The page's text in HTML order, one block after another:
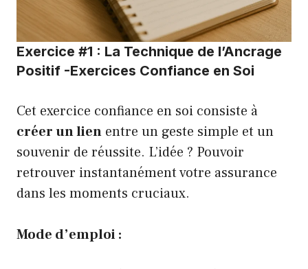
Exercice #1 : La Technique de l’Ancrage
Positif -Exercices Confiance en Soi
Cet exercice confiance en soi consiste à
créer un lien entre un geste simple et un
souvenir de réussite. L’idée ? Pouvoir
retrouver instantanément votre assurance
dans les moments cruciaux.
Mode d’emploi :